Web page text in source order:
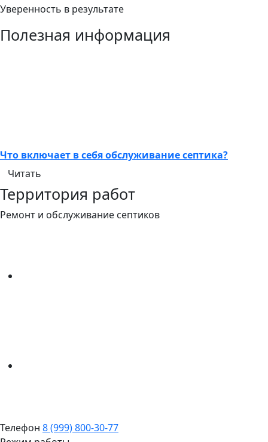
Уверенность в результате
Полезная информация
Что включает в себя обслуживание септика?
Читать
Территория работ
Ремонт и обслуживание септиков
Телефон 8 (999) 800-30-77